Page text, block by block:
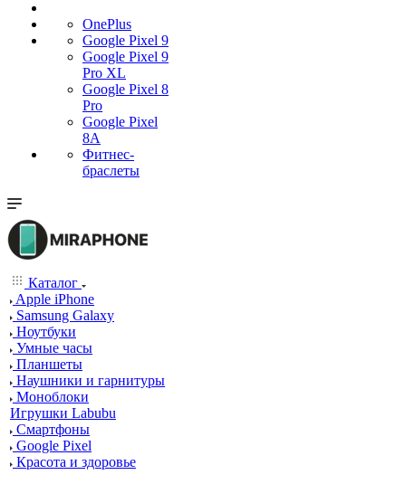
OnePlus
Google Pixel 9
Google Pixel 9
Pro XL
Google Pixel 8
Pro
Google Pixel
8A
Фитнес-
браслеты
Каталог
Apple iPhone
Samsung Galaxy
Ноутбуки
Умные часы
Планшеты
Наушники и гарнитуры
Моноблоки
Игрушки Labubu
Смартфоны
Google Pixel
Красота и здоровье